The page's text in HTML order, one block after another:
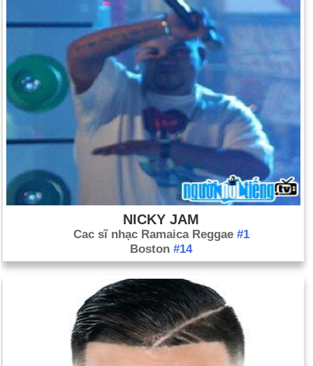
Ngày 23-9 năm 1779:Đại úy hải quân John Paul Jones tuyên
bố "Tôi vẫn chưa bắt đầu chiến đấu!" trên tàu chiến Mỹ
Bonhomme Richard trong trận chiến chống lại chiến binh
Serapis của Anh.
Ngày 23-9 năm 1806:
Nhà thám hiểm Lewis và Clark quay trở lại St. Louis, sau cuộc
hành trình ba năm đến Tây Bắc Thái Bình Dương.
Ngày 23-9 năm 1846:Nhà thiên văn học người Đức Johann
Gottfried Galle đã phát hiện ra hành tinh Sao Hải Vương.
Ngày 23-9 năm 1939:
Sigmund Freud, người sáng lập ra phân
Ngày 23-9 năm 1952:Ứng cử viên phó tổng thống Richard
Nixon đã đọc "bài phát biểu của Người kiểm tra" bác bỏ cáo
buộc tài trợ chiến dịch không chính đáng.
Ngày 23-9 năm 1973:Cựu tổng thống Argentina Juan Perón
trở lại nắm quyền.
Ngày 23-9 năm 2011:Tổng thống Palestine Mahmoud Abbas
chính thức yêu cầu đấu thầu trở thành nhà nước tại Hội đồng
Bảo an Liên hợp quốc.
NICKY JAM
Cac sĩ nhạc Ramaica Reggae #1
Boston #14